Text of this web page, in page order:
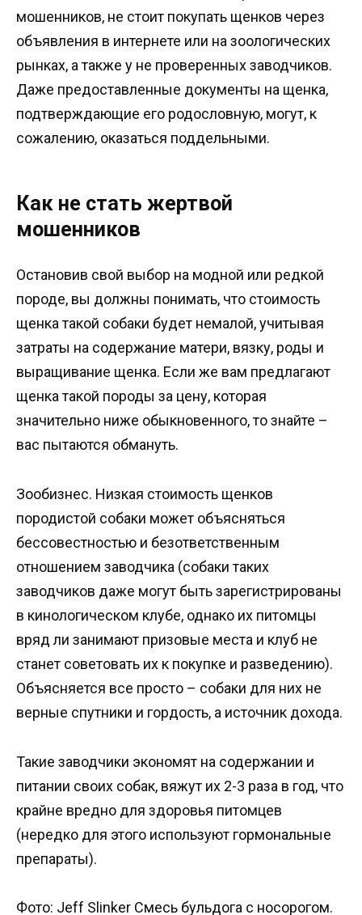
мошенников, не стоит покупать щенков через
объявления в интернете или на зоологических
рынках, а также у не проверенных заводчиков.
Даже предоставленные документы на щенка,
подтверждающие его родословную, могут, к
сожалению, оказаться поддельными.
Как не стать жертвой
мошенников
Остановив свой выбор на модной или редкой
породе, вы должны понимать, что стоимость
щенка такой собаки будет немалой, учитывая
затраты на содержание матери, вязку, роды и
выращивание щенка. Если же вам предлагают
щенка такой породы за цену, которая
значительно ниже обыкновенного, то знайте –
вас пытаются обмануть.
Зообизнес. Низкая стоимость щенков
породистой собаки может объясняться
бессовестностью и безответственным
отношением заводчика (собаки таких
заводчиков даже могут быть зарегистрированы
в кинологическом клубе, однако их питомцы
вряд ли занимают призовые места и клуб не
станет советовать их к покупке и разведению).
Объясняется все просто – собаки для них не
верные спутники и гордость, а источник дохода.
Такие заводчики экономят на содержании и
питании своих собак, вяжут их 2-3 раза в год, что
крайне вредно для здоровья питомцев
(нередко для этого используют гормональные
препараты).
Фото: Jeff Slinker Смесь бульдога с носорогом.